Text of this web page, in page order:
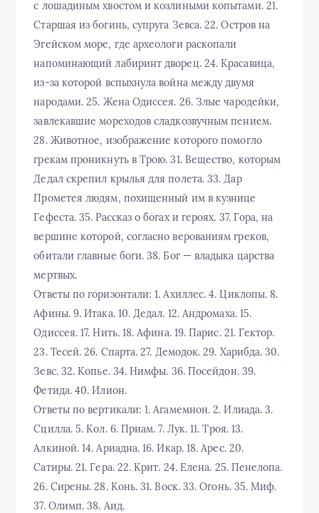
с лошадиным хвостом и козлиными копытами. 21.
Старшая из богинь, супруга Зевса. 22. Остров на
Эгейском море, где археологи раскопали
напоминающий лабиринт дворец. 24. Красавица,
из-за которой вспыхнула война между двумя
народами. 25. Жена Одиссея. 26. Злые чародейки,
завлекавшие мореходов сладкозвучным пением.
28. Животное, изображение которого помогло
грекам проникнуть в Трою. 31. Вещество, которым
Дедал скрепил крылья для полета. 33. Дар
Прометея людям, похищенный им в кузнице
Гефеста. 35. Рассказ о богах и героях. 37. Гора, на
вершине которой, согласно верованиям греков,
обитали главные боги. 38. Бог — владыка царства
мертвых.
Ответы по горизонтали: 1. Ахиллес. 4. Циклопы. 8.
Афины. 9. Итака. 10. Дедал. 12. Андромаха. 15.
Одиссея. 17. Нить. 18. Афина. 19. Парис. 21. Гектор.
23. Тесей. 26. Спарта. 27. Демодок. 29. Харибда. 30.
Зевс. 32. Копье. 34. Нимфы. 36. Посейдон. 39.
Фетида. 40. Илион.
Ответы по вертикали: 1. Агамемнон. 2. Илиада. 3.
Сцилла. 5. Кол. 6. Приам. 7. Лук. 11. Троя. 13.
Алкиной. 14. Ариадна. 16. Икар. 18. Арес. 20.
Сатиры. 21. Гера. 22. Крит. 24. Елена. 25. Пенелопа.
26. Сирены. 28. Конь. 31. Воск. 33. Огонь. 35. Миф.
37. Олимп. 38. Аид.